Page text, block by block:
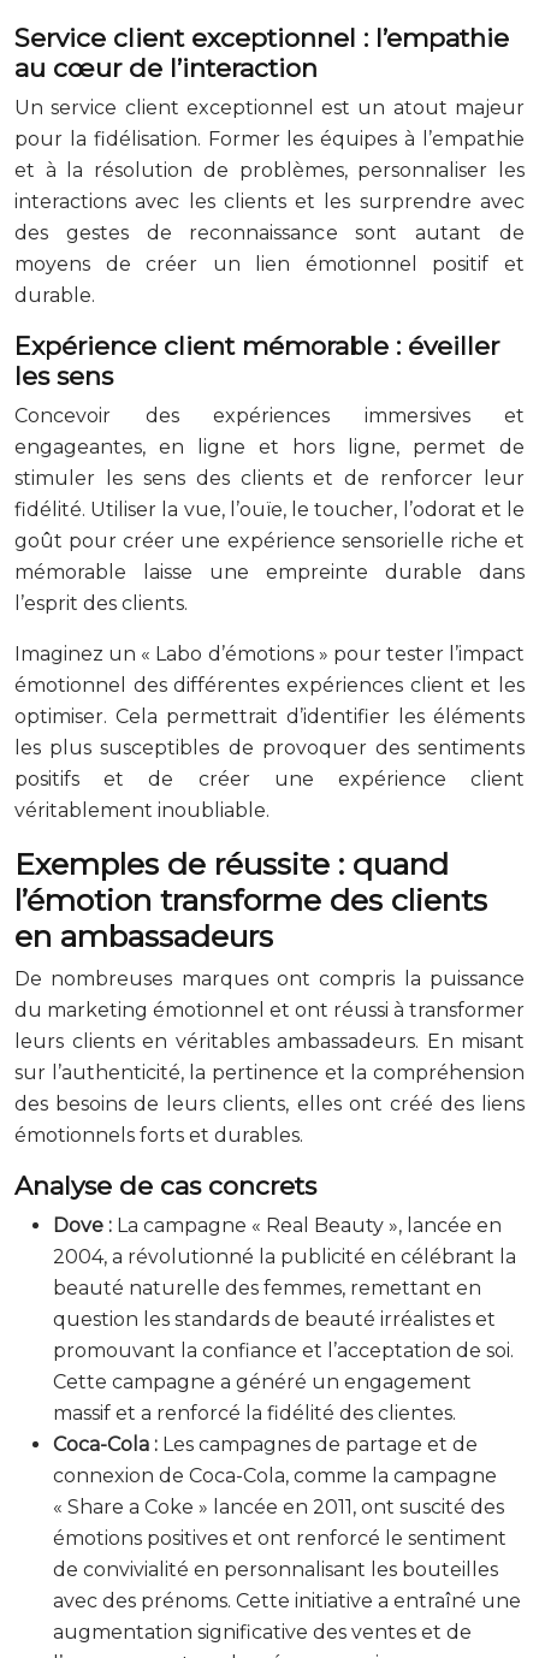
Service client exceptionnel : l’empathie
au cœur de l’interaction
Un service client exceptionnel est un atout majeur
pour la fidélisation. Former les équipes à l’empathie
et à la résolution de problèmes, personnaliser les
interactions avec les clients et les surprendre avec
des gestes de reconnaissance sont autant de
moyens de créer un lien émotionnel positif et
durable.
Expérience client mémorable : éveiller
les sens
Concevoir des expériences immersives et
engageantes, en ligne et hors ligne, permet de
stimuler les sens des clients et de renforcer leur
fidélité. Utiliser la vue, l’ouïe, le toucher, l’odorat et le
goût pour créer une expérience sensorielle riche et
mémorable laisse une empreinte durable dans
l’esprit des clients.
Imaginez un « Labo d’émotions » pour tester l’impact
émotionnel des différentes expériences client et les
optimiser. Cela permettrait d’identifier les éléments
les plus susceptibles de provoquer des sentiments
positifs et de créer une expérience client
véritablement inoubliable.
Exemples de réussite : quand
l’émotion transforme des clients
en ambassadeurs
De nombreuses marques ont compris la puissance
du marketing émotionnel et ont réussi à transformer
leurs clients en véritables ambassadeurs. En misant
sur l’authenticité, la pertinence et la compréhension
des besoins de leurs clients, elles ont créé des liens
émotionnels forts et durables.
Analyse de cas concrets
Dove : La campagne « Real Beauty », lancée en
2004, a révolutionné la publicité en célébrant la
beauté naturelle des femmes, remettant en
question les standards de beauté irréalistes et
promouvant la confiance et l’acceptation de soi.
Cette campagne a généré un engagement
massif et a renforcé la fidélité des clientes.
Coca-Cola : Les campagnes de partage et de
connexion de Coca-Cola, comme la campagne
« Share a Coke » lancée en 2011, ont suscité des
émotions positives et ont renforcé le sentiment
de convivialité en personnalisant les bouteilles
avec des prénoms. Cette initiative a entraîné une
augmentation significative des ventes et de